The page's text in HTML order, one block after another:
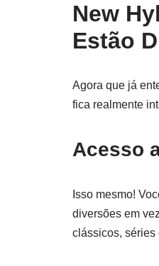
New
Estão
Agora que já
fica realmente
Acesso
Isso mesmo!
diversões em
clássicos, séries